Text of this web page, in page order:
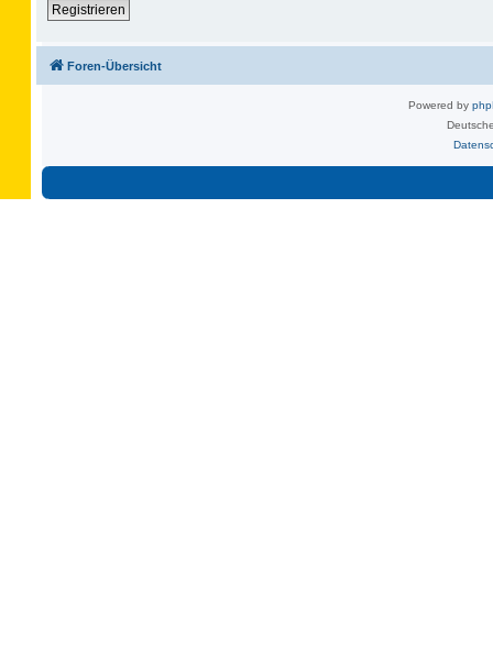
Registrieren
Foren-Übersicht
Powered by